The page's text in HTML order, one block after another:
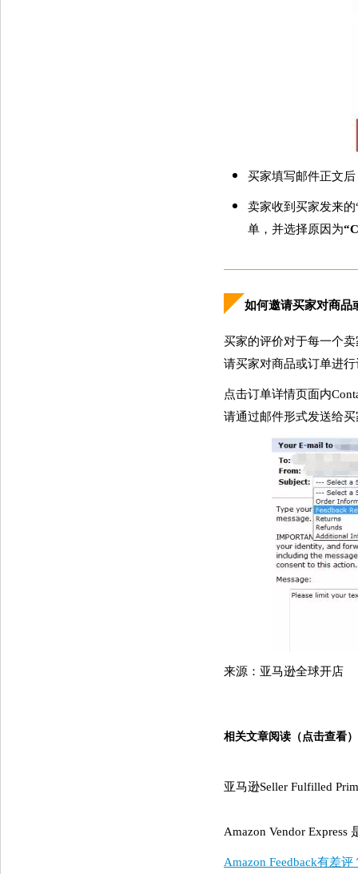
买家填写邮件正文
卖家收到买家发来的
单，并选择原因为
如何邀请买家对商品
买家的评价对于每一个
请买家对商品或订单进
点击订单详情页面内
请通过邮件形式发送给买
来源：亚马逊全球开店
相关文章阅读（点击查看）
亚马逊Seller Fulfilled
Amazon Vendor Express
Amazon Feedback有差